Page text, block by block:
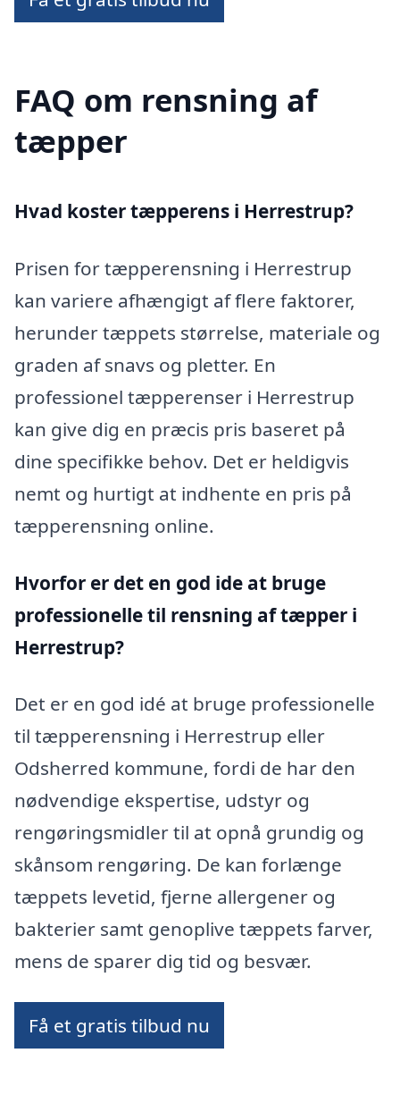
FAQ om rensning af
tæpper
Hvad koster tæpperens i Herrestrup?
Prisen for tæpperensning i Herrestrup
kan variere afhængigt af flere faktorer,
herunder tæppets størrelse, materiale og
graden af snavs og pletter. En
professionel tæpperenser i Herrestrup
kan give dig en præcis pris baseret på
dine specifikke behov. Det er heldigvis
nemt og hurtigt at indhente en pris på
tæpperensning online.
Hvorfor er det en god ide at bruge
professionelle til rensning af tæpper i
Herrestrup?
Det er en god idé at bruge professionelle
til tæpperensning i Herrestrup eller
Odsherred kommune, fordi de har den
nødvendige ekspertise, udstyr og
rengøringsmidler til at opnå grundig og
skånsom rengøring. De kan forlænge
tæppets levetid, fjerne allergener og
bakterier samt genoplive tæppets farver,
mens de sparer dig tid og besvær.
Få et gratis tilbud nu